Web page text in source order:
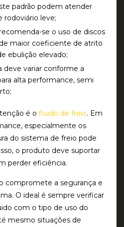
padrão podem atender
rodoviário leve;
se o uso de discos
maior coeficiente de atrito
ebulição elevado;
deve variar conforme a
alta performance, semi
é o fluido de freio. Em
especialmente os
do sistema de freio pode
o produto deve suportar
perder eficiência.
compromete a segurança e
O ideal é sempre verificar
com o tipo de uso do
mesmo situações de